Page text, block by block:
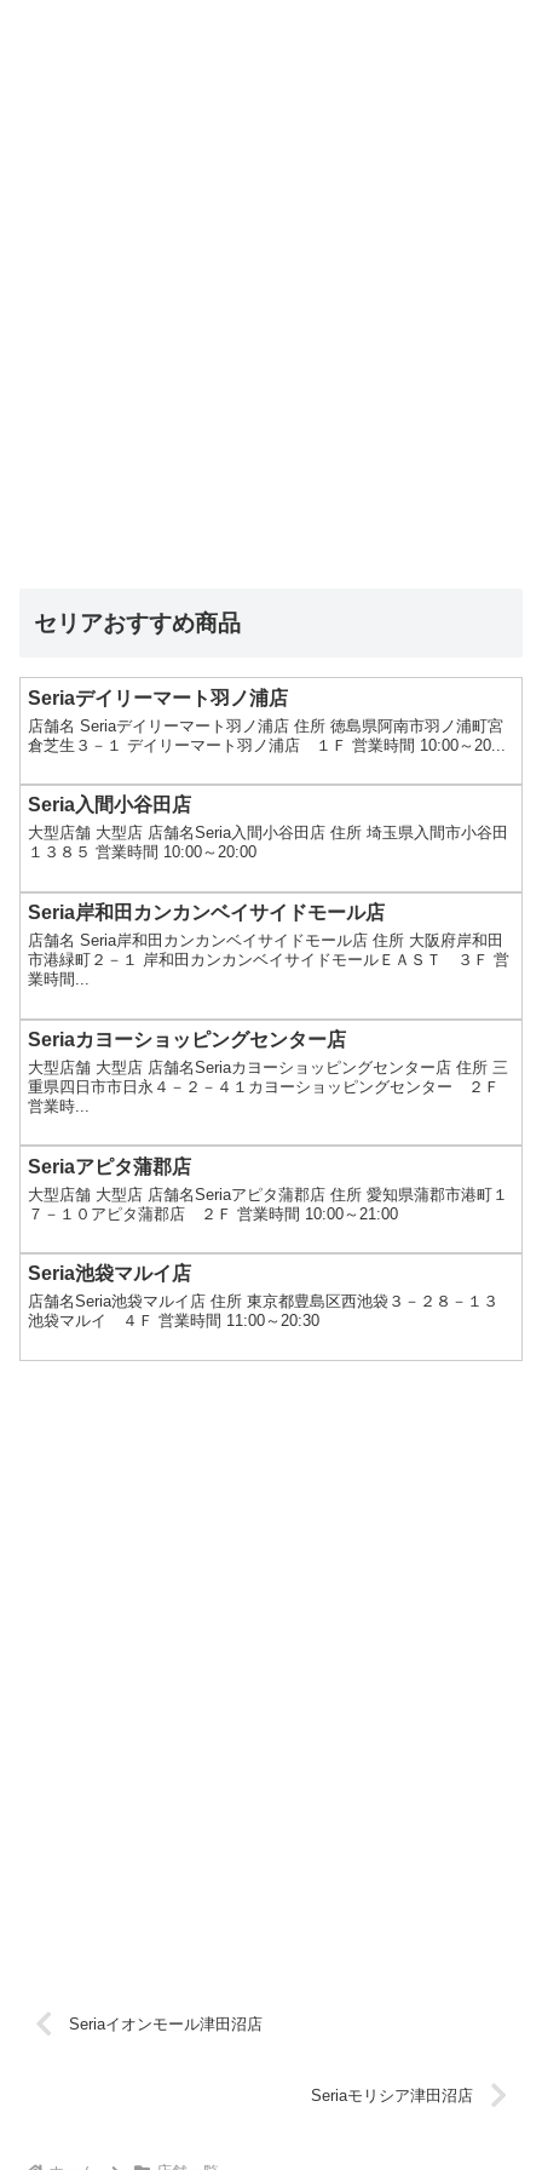
セリアおすすめ商品
Seriaデイリーマート羽ノ浦店
店舗名 Seriaデイリーマート羽ノ浦店 住所 徳島県阿南市羽ノ浦町宮
倉芝生３－１ デイリーマート羽ノ浦店 １Ｆ 営業時間 10:00～20...
Seria入間小谷田店
大型店舗 大型店 店舗名Seria入間小谷田店 住所 埼玉県入間市小谷田
１３８５ 営業時間 10:00～20:00
Seria岸和田カンカンベイサイドモール店
店舗名 Seria岸和田カンカンベイサイドモール店 住所 大阪府岸和田
市港緑町２－１ 岸和田カンカンベイサイドモールＥＡＳＴ ３Ｆ 営
業時間...
Seriaカヨーショッピングセンター店
大型店舗 大型店 店舗名Seriaカヨーショッピングセンター店 住所 三
重県四日市市日永４－２－４１カヨーショッピングセンター ２Ｆ
営業時...
Seriaアピタ蒲郡店
大型店舗 大型店 店舗名Seriaアピタ蒲郡店 住所 愛知県蒲郡市港町１
７－１０アピタ蒲郡店 ２Ｆ 営業時間 10:00～21:00
Seria池袋マルイ店
店舗名Seria池袋マルイ店 住所 東京都豊島区西池袋３－２８－１３
池袋マルイ ４Ｆ 営業時間 11:00～20:30
Seriaイオンモール津田沼店
Seriaモリシア津田沼店